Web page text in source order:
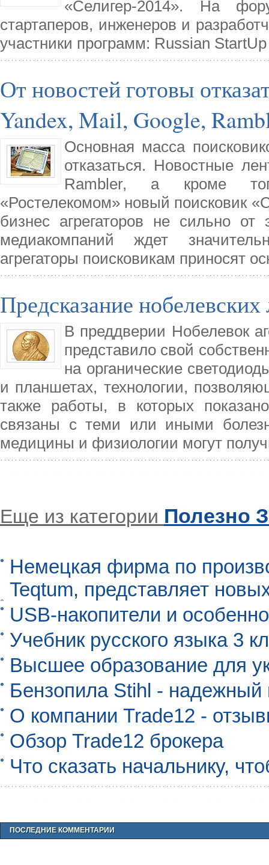
«Селигер-2014». На
стартаперов, инженеров и
участники программ: Russian
От новостей готовы
Yandex, Mail, Google,
Основная масса
отказаться. Новостные
Rambler, а кроме
«Ростелекомом» новый поисковик
бизнес агрегаторов не сильно
медиакомпаний ждет
агрегаторы поисковикам приносят
Предсказание нобелевских
В преддверии Нобелевок
представило свой
на органические
и планшетах, технологии,
также работы, в которых
связаны с теми или иными
медицины и физиологии могут
Еще из категории Полезно
Немецкая фирма по
Teqtum, представляет
USB-накопители и
Учебник русского языка 3
Высшее образование для
Бензопила Stihl -
О компании Trade12 -
Обзор Trade12 брокера
Что сказать начальнику,
ПОСЛЕДНИЕ КОММЕНТАРИИ